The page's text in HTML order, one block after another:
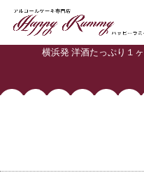
横浜発 洋酒たっぷり１